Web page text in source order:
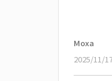
Moxa
2025/11/